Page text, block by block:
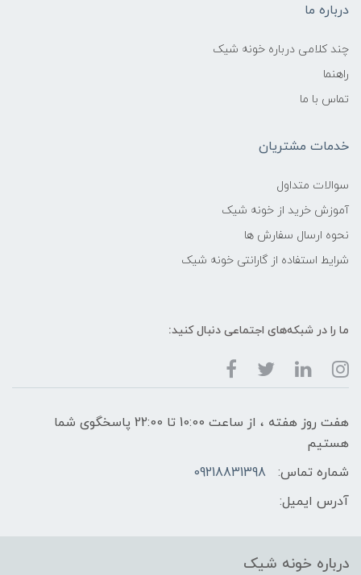
درباره ما
چند کلامی درباره خونه شیک
راهنما
تماس با ما
خدمات مشتریان
سوالات متداول
آموزش خرید از خونه شیک
نحوه ارسال سفارش ها
شرایط استفاده از گارانتی خونه شیک
ما را در شبکه‌های اجتماعی دنبال کنید:
هفت روز هفته ، از ساعت 10:00 تا 22:00 پاسخگوی شما
هستیم
شماره تماس:
09218831398
آدرس ایمیل:
درباره خونه شیک